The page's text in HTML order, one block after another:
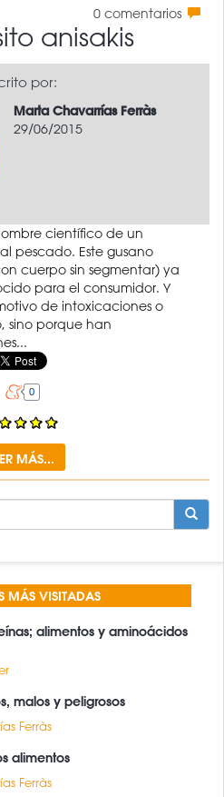
0 comentarios
anisakis
por:
Marta Chavarrías Ferràs
29/06/2015
científico de un
pescado. Este gusano
cuerpo sin segmentar) ya
para el consumidor. Y
de intoxicaciones o
sino porque han
MÁS...
MÁS VISITADAS
alimentos y aminoácidos
malos y peligrosos
Ferràs
alimentos
Ferràs